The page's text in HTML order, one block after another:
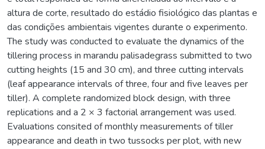
altura de corte, resultado do estádio fisiológico das plantas e
das condições ambientais vigentes durante o experimento.
The study was conducted to evaluate the dynamics of the
tillering process in marandu palisadegrass submitted to two
cutting heights (15 and 30 cm), and three cutting intervals
(leaf appearance intervals of three, four and five leaves per
tiller). A complete randomized block design, with three
replications and a 2 × 3 factorial arrangement was used.
Evaluations consited of monthly measurements of tiller
appearance and death in two tussocks per plot, with new